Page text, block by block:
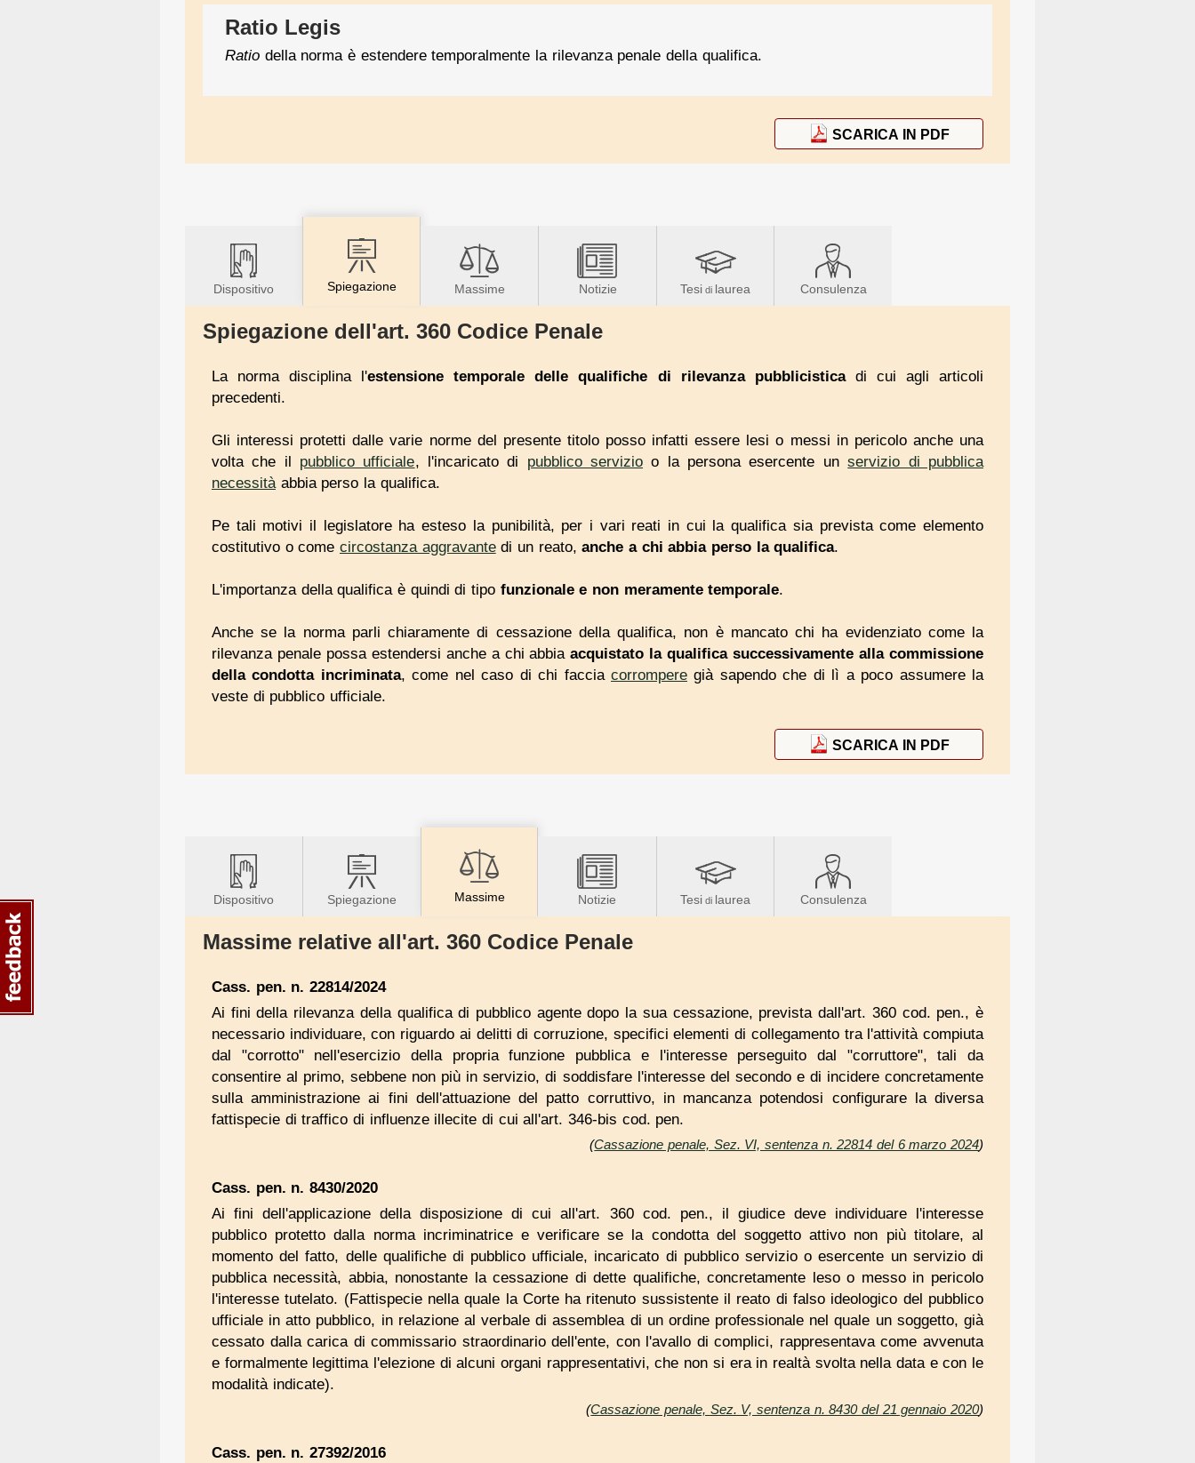
Ratio Legis
Ratio della norma è estendere temporalmente la rilevanza penale della qualifica.
SCARICA IN PDF
Dispositivo Spiegazione Massime Notizie Tesi di laurea Consulenza
Spiegazione dell'art. 360 Codice Penale
La norma disciplina l'estensione temporale delle qualifiche di rilevanza pubblicistica di cui agli articoli
precedenti.
Gli interessi protetti dalle varie norme del presente titolo posso infatti essere lesi o messi in pericolo anche una
volta che il pubblico ufficiale, l'incaricato di pubblico servizio o la persona esercente unservizio di pubblica
necessità abbia perso la qualifica.
Pe tali motivi il legislatore ha esteso la punibilità, per i vari reati in cui la qualifica sia prevista come elemento
costitutivo o come circostanza aggravantedi un reato,anche a chi abbia perso la qualifica.
L'importanza della qualifica è quindi di tipo funzionale e non meramente temporale.
Anche se la norma parli chiaramente di cessazione della qualifica, non è mancato chi ha evidenziato come la
rilevanza penale possa estendersi anche a chi abbiaacquistato la qualifica successivamente alla commissione
della condotta incriminata, come nel caso di chi faccia corrompere già sapendo che di lì a poco assumere la
veste di pubblico ufficiale.
SCARICA IN PDF
Dispositivo Spiegazione Massime Notizie Tesi di laurea Consulenza
Massime relative all'art. 360 Codice Penale
Cass. pen. n. 22814/2024
Ai fini della rilevanza della qualifica di pubblico agente dopo la sua cessazione, prevista dall'art. 360 cod. pen., è
necessario individuare, con riguardo ai delitti di corruzione, specifici elementi di collegamento tra l'attività compiuta
dal "corrotto" nell'esercizio della propria funzione pubblica e l'interesse perseguito dal "corruttore", tali da
consentire al primo, sebbene non più in servizio, di soddisfare l'interesse del secondo e di incidere concretamente
sulla amministrazione ai fini dell'attuazione del patto corruttivo, in mancanza potendosi configurare la diversa
fattispecie di traffico di influenze illecite di cui all'art. 346-bis cod. pen.
(Cassazione penale, Sez. VI, sentenza n. 22814 del 6 marzo 2024)
Cass. pen. n. 8430/2020
Ai fini dell'applicazione della disposizione di cui all'art. 360 cod. pen., il giudice deve individuare l'interesse
pubblico protetto dalla norma incriminatrice e verificare se la condotta del soggetto attivo non più titolare, al
momento del fatto, delle qualifiche di pubblico ufficiale, incaricato di pubblico servizio o esercente un servizio di
pubblica necessità, abbia, nonostante la cessazione di dette qualifiche, concretamente leso o messo in pericolo
l'interesse tutelato. (Fattispecie nella quale la Corte ha ritenuto sussistente il reato di falso ideologico del pubblico
ufficiale in atto pubblico, in relazione al verbale di assemblea di un ordine professionale nel quale un soggetto, già
cessato dalla carica di commissario straordinario dell'ente, con l'avallo di complici, rappresentava come avvenuta
e formalmente legittima l'elezione di alcuni organi rappresentativi, che non si era in realtà svolta nella data e con le
modalità indicate).
(Cassazione penale, Sez. V, sentenza n. 8430 del 21 gennaio 2020)
Cass. pen. n. 27392/2016